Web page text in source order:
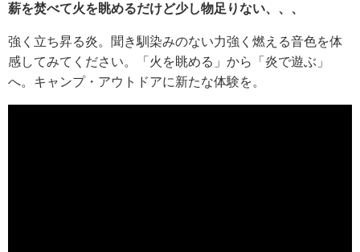
薪を焚べて火を眺めるだけど少し物足りない、、、
強く立ち昇る炎。聞き馴染みのない力強く燃える音色を体
感してみてください。「火を眺める」から「炎で遊ぶ」
へ。キャンプ・アウトドアに新たな体験を。